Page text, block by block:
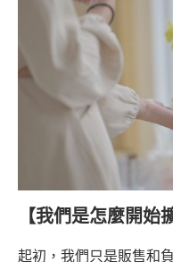
【我們是怎麼開始
起初，我們只是販售和